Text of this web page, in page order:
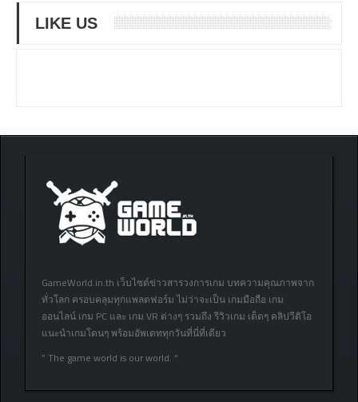
LIKE US
GameWorld.in.th เว็บไซต์ข่าวสารวงการเกม บทความคุณภาพจาก
ทั่วโลก ครอบคลุมทุกแพลตฟอร์ม ไม่ว่าจะเป็น เกมมือถือ เกม
ออนไลน์ เกม PC และ เกม VR ต่างๆ รวมถึง รีวิวเกม เด็ดๆ คลิปวีดิโอ
แนะนำเกมโดนๆ พร้อมอัพเดททุกวันที่นี่ที่เดียว
” The game world is our world. “